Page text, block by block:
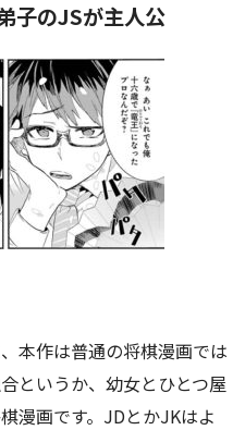
子のJSが主人公
本作は普通の将棋漫画では
というか、幼女とひとつ屋
漫画です。JDとかJKはよ